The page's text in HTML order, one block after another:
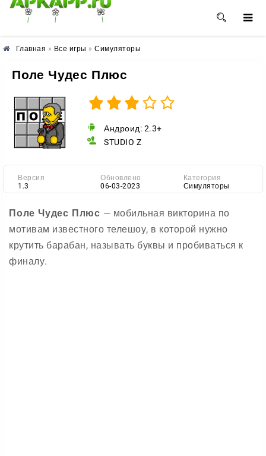
🌸 🌼 🌺
Главная » Все игры » Симуляторы
Поле Чудес Плюс
Андроид: 2.3+
STUDIO Z
Версия
1.3
Обновлено
06-03-2023
Категория
Симуляторы
Поле Чудес Плюс — мобильная викторина по
мотивам известного телешоу, в которой нужно
крутить барабан, называть буквы и пробиваться к
финалу.